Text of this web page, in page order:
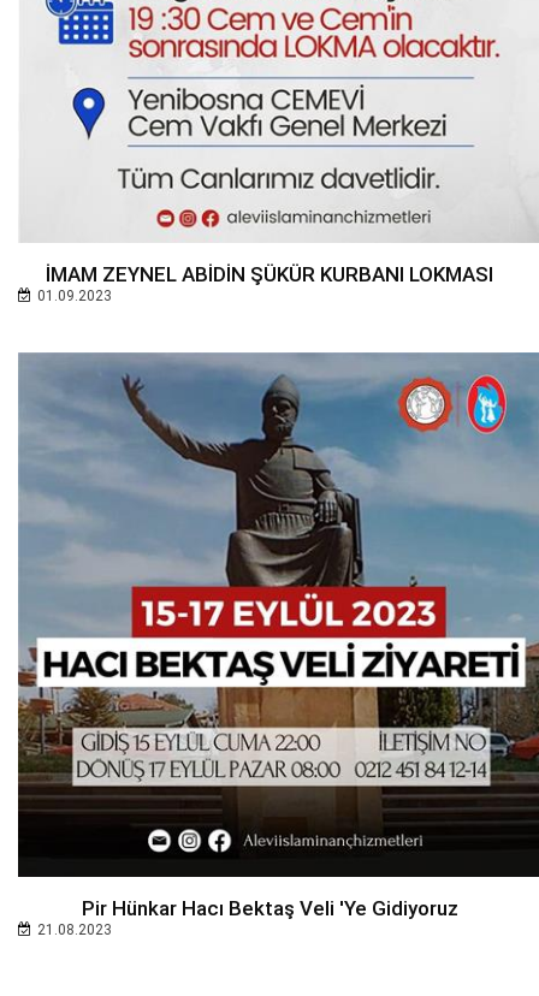
İMAM ZEYNEL ABİDİN ŞÜKÜR KURBANI LOKMASI
01.09.2023
Pir Hünkar Hacı Bektaş Veli 'ye Gidiyoruz
21.08.2023